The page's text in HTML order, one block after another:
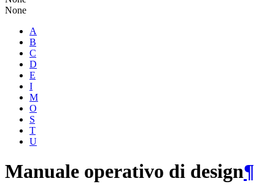
None
A
B
C
D
E
I
M
O
S
T
U
Manuale operativo di design¶